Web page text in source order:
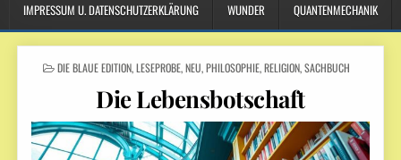
IMPRESSUM U. DATENSCHUTZERKLÄRUNG WUNDER QUANTENMECHANIK
POSTED
DIE BLAUE EDITION,LESEPROBE,NEU,PHILOSOPHIE,RELIGION,SACHBUCH
Die Lebensbotschaft